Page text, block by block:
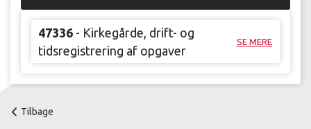
47336 - Kirkegårde, drift- og
tidsregistrering af opgaver
SE MERE
Tilbage